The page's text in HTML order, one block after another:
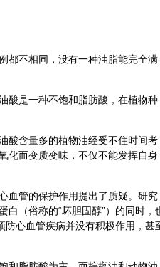
都不相同，没有一种油脂能完全满
酸是一种不饱和脂肪酸，在植物种
酸含量多的植物油经受不住时间考
化而变质变味，不仅不能发挥自身
血管的保护作用提出了质疑。研究
白（俗称的“坏胆固醇”）的同时，
防心血管疾病并没有积极作用，甚